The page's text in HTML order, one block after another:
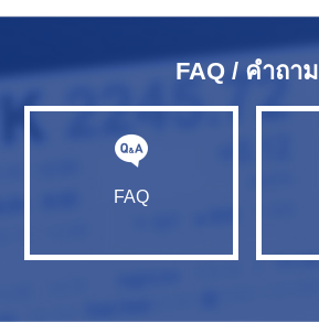
FAQ / คำถาม
FAQ